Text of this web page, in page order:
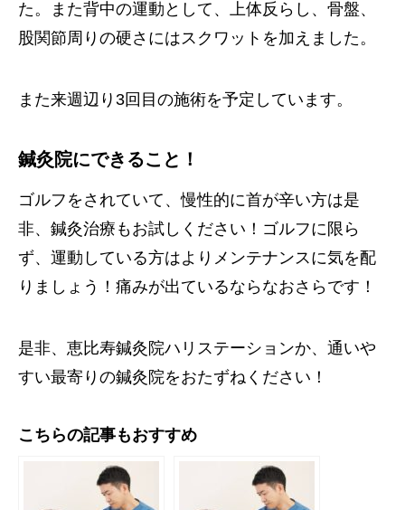
た。また背中の運動として、上体反らし、骨盤、
股関節周りの硬さにはスクワットを加えました。
また来週辺り3回目の施術を予定しています。
鍼灸院にできること！
ゴルフをされていて、慢性的に首が辛い方は是
非、鍼灸治療もお試しください！ゴルフに限ら
ず、運動している方はよりメンテナンスに気を配
りましょう！痛みが出ているならなおさらです！
是非、恵比寿鍼灸院ハリステーションか、通いや
すい最寄りの鍼灸院をおたずねください！
こちらの記事もおすすめ